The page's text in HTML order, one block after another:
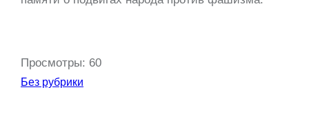
Просмотры: 60
Без рубрики